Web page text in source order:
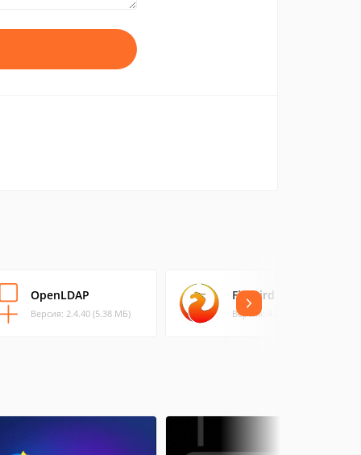
OpenLDAP
Версия: 2.4.40 (5.38 МБ)
Firebird
Версия: 4.0.1 (19.04 МБ)